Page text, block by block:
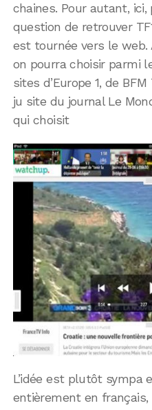
chaines. Pour autant, ici,
question de retrouver
est tournée vers le web.
on pourra choisir parmi
sites d’Europe 1, de BFM
ju site du journal Le
qui choisit
L’idée est plutôt sympa
entièrement en français,